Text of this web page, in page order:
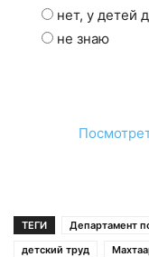
нет, у детей
не знаю
ТЕГИ Департамент
детский труд